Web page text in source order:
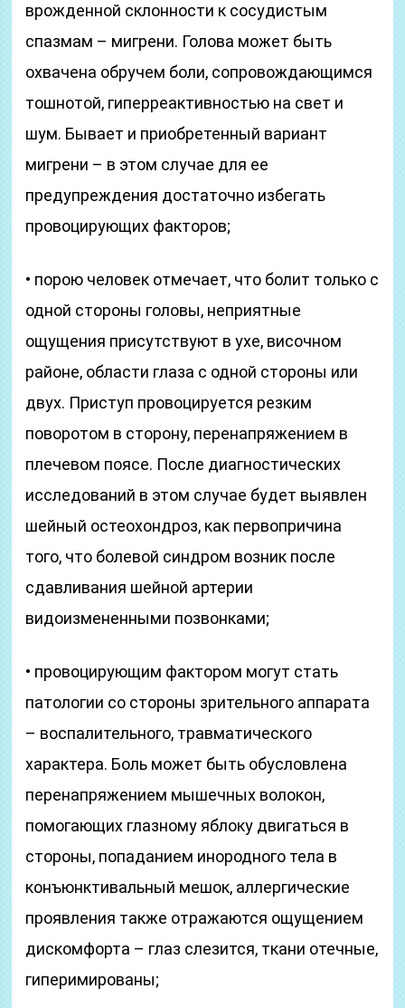
врожденной склонности к сосудистым
спазмам – мигрени. Голова может быть
охвачена обручем боли, сопровождающимся
тошнотой, гиперреактивностью на свет и
шум. Бывает и приобретенный вариант
мигрени – в этом случае для ее
предупреждения достаточно избегать
провоцирующих факторов;
• порою человек отмечает, что болит только с
одной стороны головы, неприятные
ощущения присутствуют в ухе, височном
районе, области глаза с одной стороны или
двух. Приступ провоцируется резким
поворотом в сторону, перенапряжением в
плечевом поясе. После диагностических
исследований в этом случае будет выявлен
шейный остеохондроз, как первопричина
того, что болевой синдром возник после
сдавливания шейной артерии
видоизмененными позвонками;
• провоцирующим фактором могут стать
патологии со стороны зрительного аппарата
– воспалительного, травматического
характера. Боль может быть обусловлена
перенапряжением мышечных волокон,
помогающих глазному яблоку двигаться в
стороны, попаданием инородного тела в
конъюнктивальный мешок, аллергические
проявления также отражаются ощущением
дискомфорта – глаз слезится, ткани отечные,
гиперимированы;